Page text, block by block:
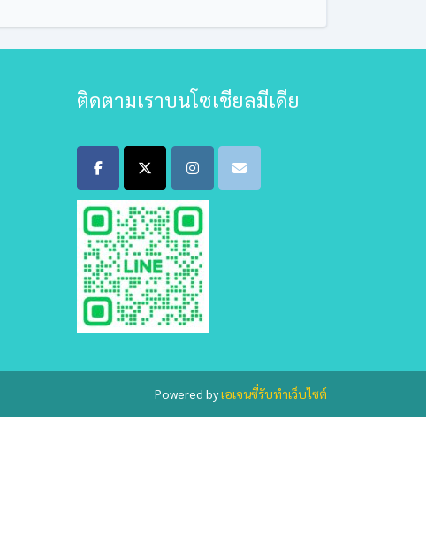
ติดตามเราบนโซเชียลมีเดีย
Powered byเอเจนซี่รับทำเว็บไซต์